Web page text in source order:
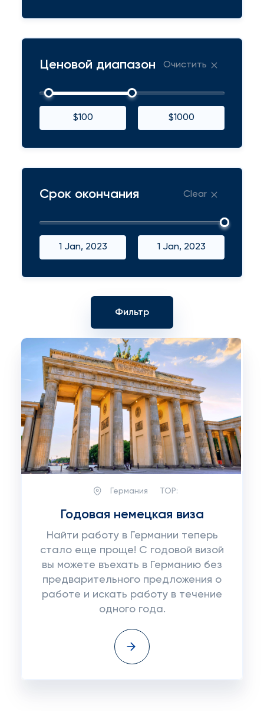
Ценовой диапазон Очистить
$100 $1000
Срок окончания Clear
1 Jan, 2023 1 Jan, 2023
Германия TOP:
Годовая немецкая виза
Найти работу в Германии теперь
стало еще проще! С годовой визой
вы можете въехать в Германию без
предварительного предложения о
работе и искать работу в течение
одного года.